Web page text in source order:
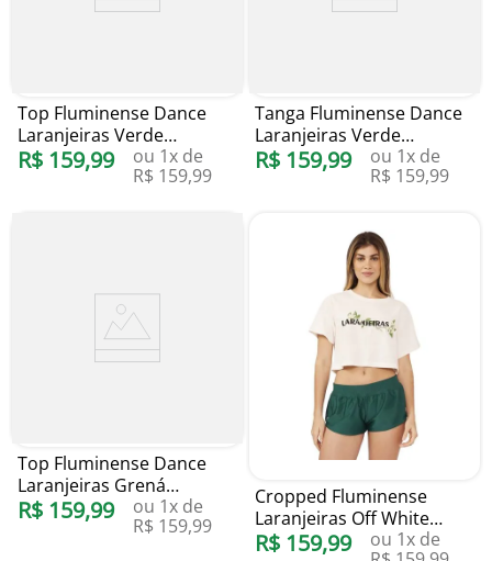
Top Fluminense Dance
Laranjeiras Verde
Blueman
R$ 159,99 ou 1x de
R$ 159,99
Tanga Fluminense Dance
Laranjeiras Verde
Blueman
R$ 159,99 ou 1x de
R$ 159,99
Top Fluminense Dance
Laranjeiras Grená
Blueman
R$ 159,99 ou 1x de
R$ 159,99
Cropped Fluminense
Laranjeiras Off White
Blueman
R$ 159,99 ou 1x de